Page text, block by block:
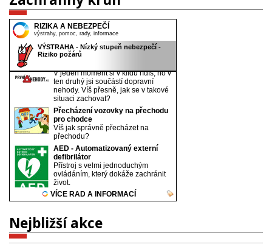
Nejbližší akce